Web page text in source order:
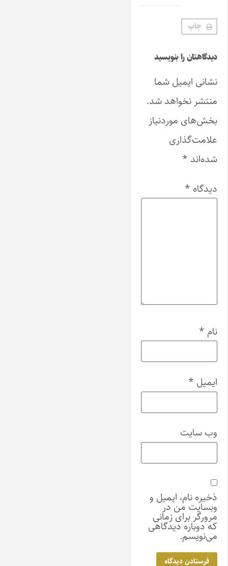
چاپ
دیدگاهتان را بنویسید
نشانی ایمیل شما
منتشر نخواهد شد.
بخش‌های موردنیاز
علامت‌گذاری
شده‌اند *
دیدگاه *
نام *
ایمیل *
وب‌ سایت
ذخیره نام، ایمیل و
وبسایت من در
مرورگر برای زمانی
که دوباره دیدگاهی
می‌نویسم.